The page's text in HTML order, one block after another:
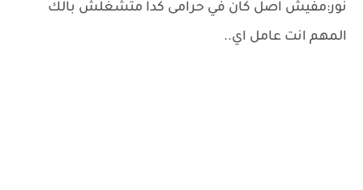
نور:مفيش اصل كان في حرامى كدا متشغلش بالك
المهم انت عامل اي..